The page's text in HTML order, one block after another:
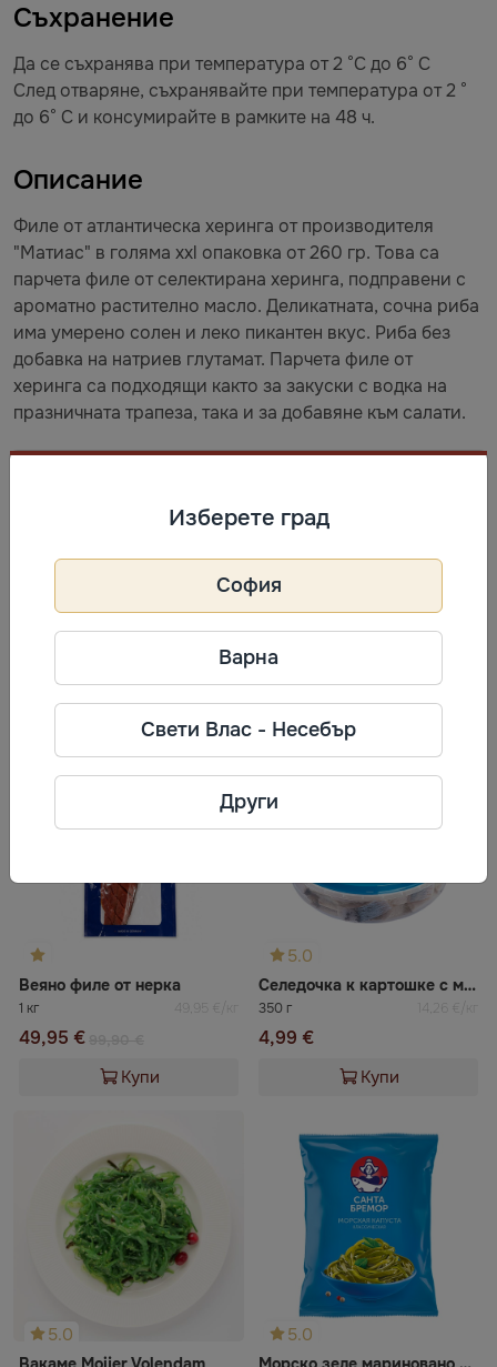
Съхранение
Да се съхранява при температура от 2 °С до 6° С
След отваряне, съхранявайте при температура от 2 °
до 6° С и консумирайте в рамките на 48 ч.
Описание
Филе от атлантическа херинга от производителя
"Maтиас" в голяма xxl опаковка от 260 гр. Това са
парчета филе от селектирана херинга, подправени с
ароматно растително масло. Деликатната, сочна риба
има умерено солен и леко пикантен вкус. Риба без
добавка на натриев глутамат. Парчета филе от
херинга са подходящи както за закуски с водка на
празничната трапеза, така и за добавяне към салати.
Телефон: +375 162 29 90 29
Адрес: 224004, Республика
Беларусь, г. Брест, ул. Катин Бор,
Често разглеждани
-50%
Веяно филе от нерка
1 кг 49,95 €/кг
49,95 €
Купи
5.0
Селедочка к картошке с маслини Санта Бремор
350 г 14,26 €/кг
4,99 €
Купи
5.0 5.0
Изберете град
София
Варна
Свети Влас - Несебър
Други